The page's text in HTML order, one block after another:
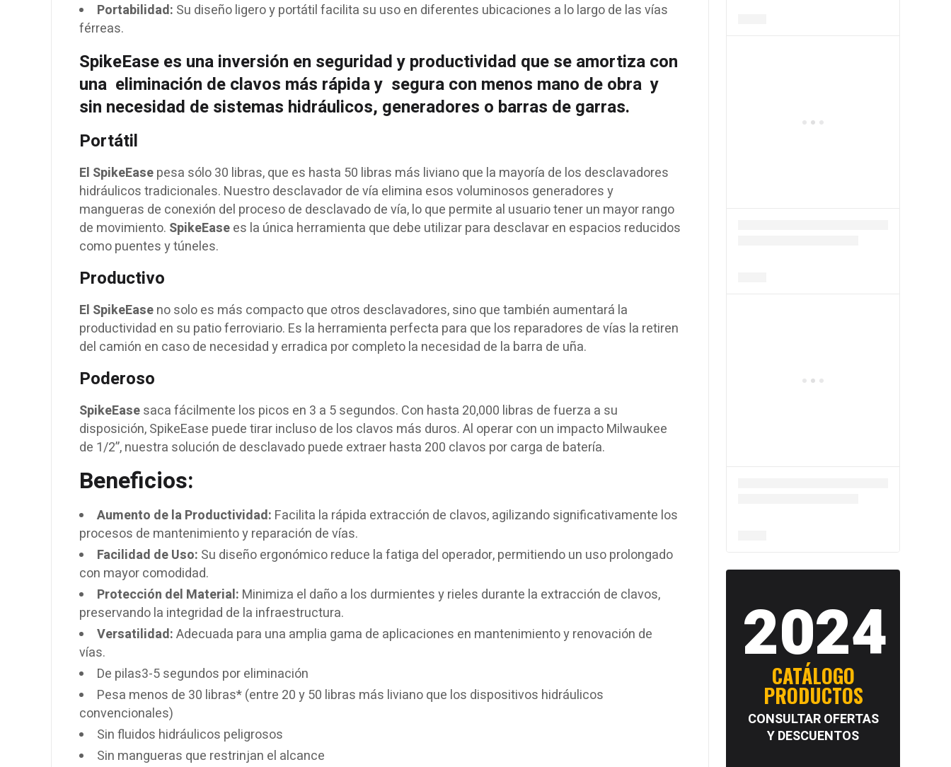
Portabilidad: Su diseño ligero y portátil facilita su uso en diferentes ubicaciones a lo largo de las vías
férreas.
SpikeEase es una inversión en seguridad y productividad que se amortiza con
una eliminación de clavos más rápiday segura con menos mano de obra y
sin necesidad de sistemas hidráulicos, generadores o barras de garras.
Portátil
El SpikeEasepesa sólo 30 libras, que es hasta 50 libras más liviano que la mayoría de los desclavadores
hidráulicos tradicionales. Nuestro desclavador de vía elimina esos voluminosos generadores y
mangueras de conexión del proceso de desclavado de vía, lo que permite al usuario tener un mayor rango
de movimiento. SpikeEasees la única herramienta que debe utilizar para desclavar en espacios reducidos
como puentes y túneles.
Productivo
El SpikeEaseno solo es más compacto que otros desclavadores, sino que también aumentará la
productividad en su patio ferroviario. Es la herramienta perfecta para que los reparadores de vías la retiren
del camión en caso de necesidad y erradica por completo la necesidad de la barra de uña.
Poderoso
SpikeEasesaca fácilmente los picos en 3 a 5 segundos. Con hasta 20,000 libras de fuerza a su
disposición, SpikeEase puede tirar incluso de los clavos más duros. Al operar con un impacto Milwaukee
de 1/2”, nuestra solución de desclavado puede extraer hasta 200 clavos por carga de batería.
Beneficios:
Aumento de la Productividad: Facilita la rápida extracción de clavos, agilizando significativamente los
procesos de mantenimiento y reparación de vías.
Facilidad de Uso: Su diseño ergonómico reduce la fatiga del operador, permitiendo un uso prolongado
con mayor comodidad.
Protección del Material: Minimiza el daño a los durmientes y rieles durante la extracción de clavos,
preservando la integridad de la infraestructura.
Versatilidad:Adecuada para una amplia gama de aplicaciones en mantenimiento y renovación de
vías.
De pilas3-5 segundos por eliminación
Pesa menos de 30 libras* (entre 20 y 50 libras más liviano que los dispositivos hidráulicos
convencionales)
Sin fluidos hidráulicos peligrosos
Sin mangueras que restrinjan el alcance
2024
CATÁLOGO
PRODUCTOS
CONSULTAR OFERTAS
Y DESCUENTOS